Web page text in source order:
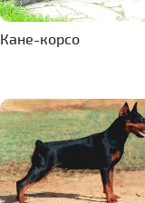
Кане-корсо